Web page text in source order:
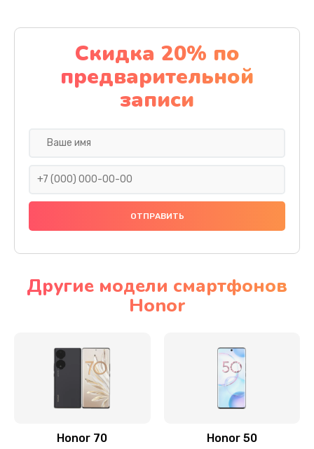
Заказать
Замена стекла
990 руб.
Заказать
Замена задней камеры
Замена динамика
Замена стекла камеры
Замена задней крышки
Скидка 20% по
предварительной
записи
Другие модели смартфонов
Honor
Honor 70 Honor 50